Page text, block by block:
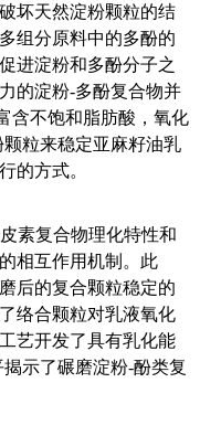
坏天然淀粉颗粒的结
组分原料中的多酚的
进淀粉和多酚分子之
的淀粉-多酚复合物并
含不饱和脂肪酸，氧化
颗粒来稳定亚麻籽油乳
的方式。
素复合物理化特性和
相互作用机制。此
后的复合颗粒稳定的
络合颗粒对乳液氧化
艺开发了具有乳化能
示了碾磨淀粉-酚类复